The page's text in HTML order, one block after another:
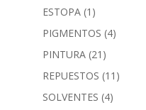
ESTOPA (1)
PIGMENTOS (4)
PINTURA (21)
REPUESTOS (11)
SOLVENTES (4)